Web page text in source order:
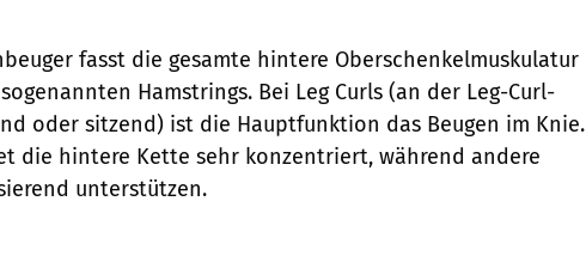
fasst die gesamte hintere Oberschenkelmuskulatur
Hamstrings. Bei Leg Curls (an der Leg-Curl-
oder sitzend) ist die Hauptfunktion das Beugen im Knie.
die hintere Kette sehr konzentriert, während andere
unterstützen.